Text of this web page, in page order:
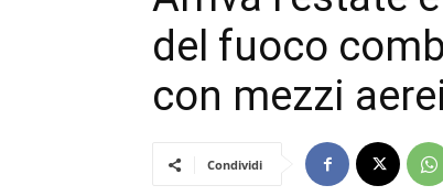
del fuoco
con mezzi aerei
Condividi